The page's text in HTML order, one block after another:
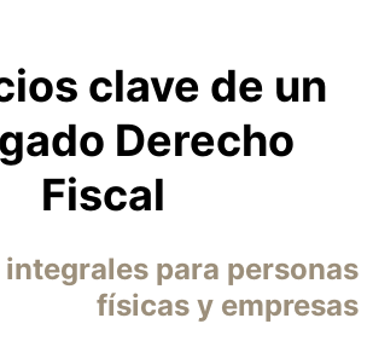
clave de un
Derecho
Fiscal
para personas
físicas y empresas